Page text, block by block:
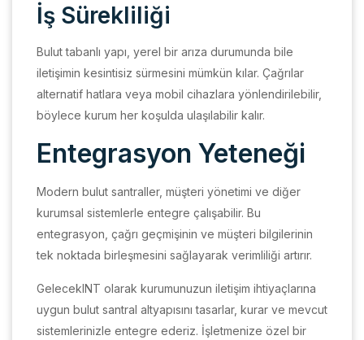
İş Sürekliliği
Bulut tabanlı yapı, yerel bir arıza durumunda bile
iletişimin kesintisiz sürmesini mümkün kılar. Çağrılar
alternatif hatlara veya mobil cihazlara yönlendirilebilir,
böylece kurum her koşulda ulaşılabilir kalır.
Entegrasyon Yeteneği
Modern bulut santraller, müşteri yönetimi ve diğer
kurumsal sistemlerle entegre çalışabilir. Bu
entegrasyon, çağrı geçmişinin ve müşteri bilgilerinin
tek noktada birleşmesini sağlayarak verimliliği artırır.
GelecekINT olarak kurumunuzun iletişim ihtiyaçlarına
uygun bulut santral altyapısını tasarlar, kurar ve mevcut
sistemlerinizle entegre ederiz. İşletmenize özel bir